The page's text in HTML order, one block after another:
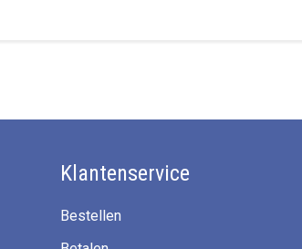
Klantenservice
Bestellen